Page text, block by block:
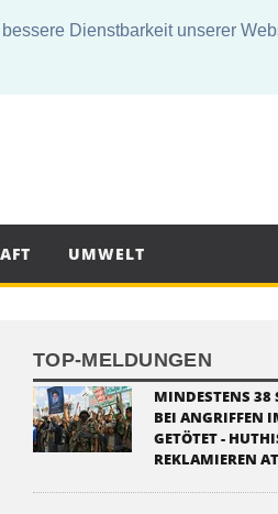
Dienstbarkeit unserer
UMWELT
TOP-MELDUNGEN
MINDESTENS 38
BEI ANGRIFFEN
GETÖTET -
REKLAMIEREN